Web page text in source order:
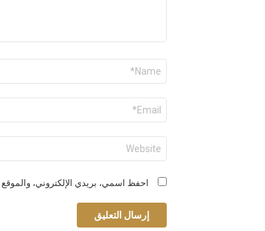
الاسم
البريد
الإلكتروني
*
الموقع
الإلكتروني
احفظ اسمي، بريدي الإلكتروني،